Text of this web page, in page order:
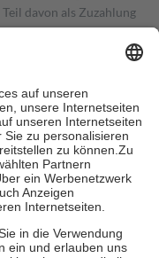
davon als Zuzahlung
in Höhe von zehn
als die tatsächlichen
Online-Apotheken.
beträgt die
zehn Euro je
eigene Gesundheit zu
zu unterstützen,
18. Lebensjahr